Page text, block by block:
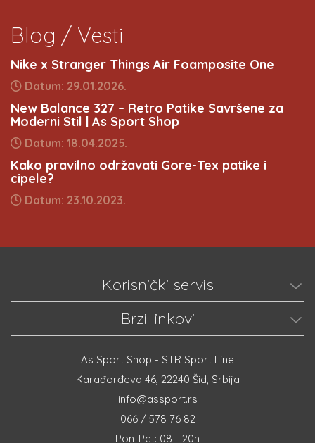
Blog / Vesti
Nike x Stranger Things Air Foamposite One
Datum: 29.01.2026.
New Balance 327 – Retro Patike Savršene za
Moderni Stil | As Sport Shop
Datum: 18.04.2025.
Kako pravilno održavati Gore-Tex patike i
cipele?
Datum: 23.10.2023.
Korisnički servis
Brzi linkovi
As Sport Shop - STR Sport Line
Karađorđeva 46, 22240 Šid, Srbija
info@assport.rs
066 / 578 76 82
Pon-Pet: 08 - 20h